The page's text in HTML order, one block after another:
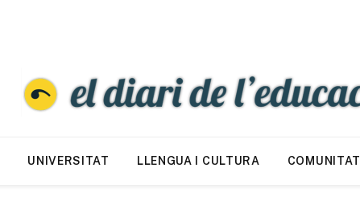
UNIVERSITAT LLENGUA I CULTURA COMUNITAT